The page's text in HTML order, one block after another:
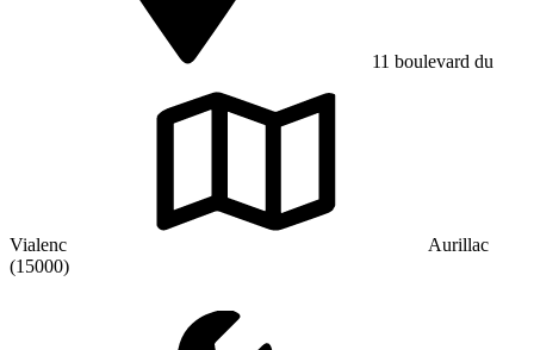
11 boulevard du
Vialenc
Aurillac
(15000)